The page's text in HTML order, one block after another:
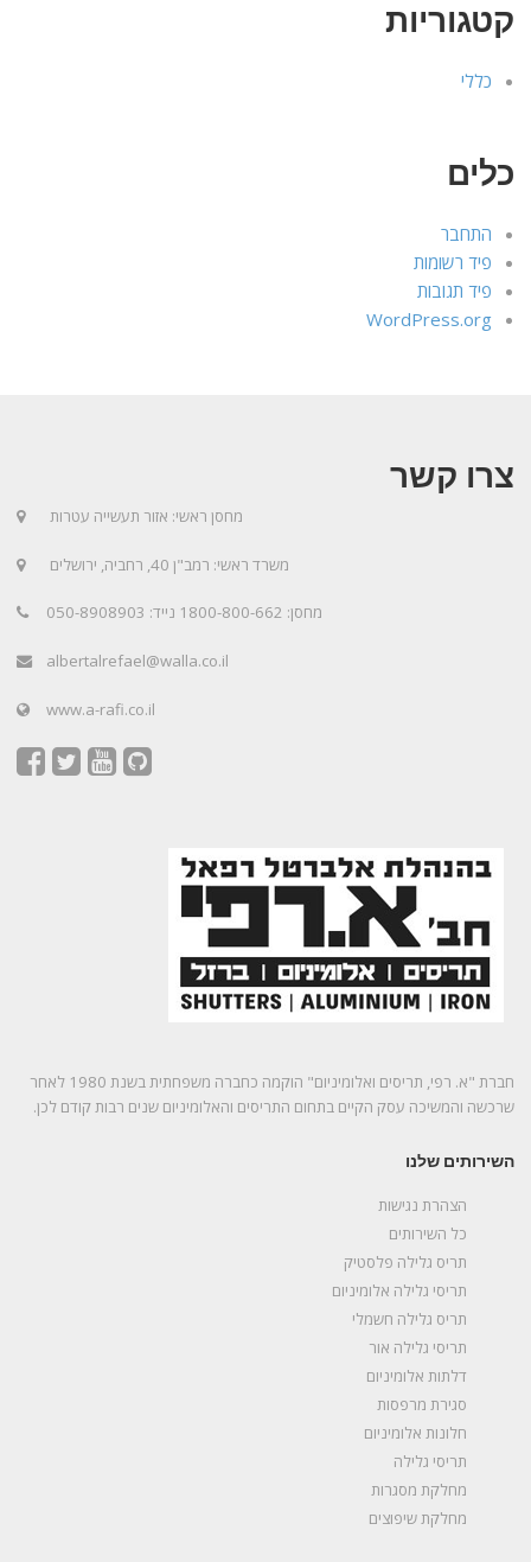
קטגוריות
כללי
כלים
התחבר
פיד רשומות
פיד תגובות
WordPress.org
צרו קשר
מחסן ראשי: אזור תעשייה עטרות
משרד ראשי: רמב"ן 40, רחביה, ירושלים
מחסן: 1800-800-662 נייד: 050-8908903
albertalrefael@walla.co.il
www.a-rafi.co.il
חברת "א. רפי, תריסים ואלומיניום" הוקמה כחברה משפחתית בשנת 1980 לאחר
שרכשה והמשיכה עסק הקיים בתחום התריסים והאלומיניום שנים רבות קודם לכן.
השירותים שלנו
הצהרת נגישות
כל השירותים
תריס גלילה פלסטיק
תריסי גלילה אלומיניום
תריס גלילה חשמלי
תריסי גלילה אור
דלתות אלומיניום
סגירת מרפסות
חלונות אלומיניום
תריסי גלילה
מחלקת מסגרות
מחלקת שיפוצים